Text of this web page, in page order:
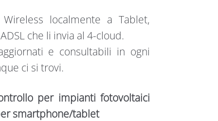
localmente a Tablet,
che li invia al 4-cloud.
e consultabili in ogni
ci si trovi.
per impianti fotovoltaici
smartphone/tablet